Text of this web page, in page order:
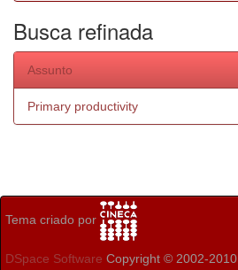
Busca refinada
Assunto
Primary productivity
Tema criado por
DSpace Software Copyright © 2002-2010